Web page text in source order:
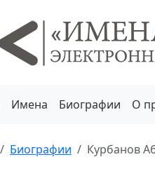
Имена Биографии О
Биографии Курбанов